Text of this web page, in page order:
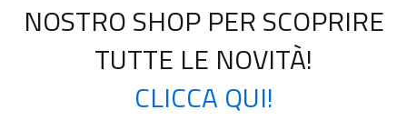
NOSTRO SHOP PER SCOPRIRE
TUTTE LE NOVITÀ!
CLICCA QUI!